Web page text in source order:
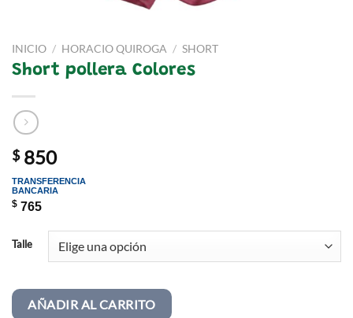
INICIO / HORACIO QUIROGA / SHORT
Short pollera Colores
$850
TRANSFERENCIA
BANCARIA
$ 765
Talle
AÑADIR AL CARRITO